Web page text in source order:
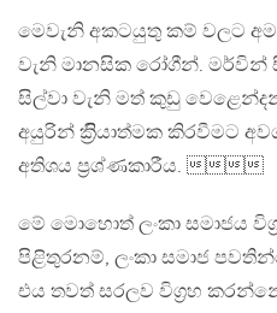
මෙවැනි අකටයුතු කම් වලට
වැනි මානසික රෝගීන්. මර්වින්
සිල්වා වැනි මත් කුඩු
අයුරින් ක්‍රිියාත්මක කිරවීමට
අතිශය ප්‍රශ්ණකාරීය.
මේ මොහොත් ලංකා සමාජය
පිළිතුරනම්, ලංකා සමාජ
එය තවත් සරලව විග්‍රහ